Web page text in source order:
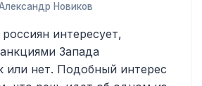
Новиков
интересует,
Запада
или нет. Подобный интерес